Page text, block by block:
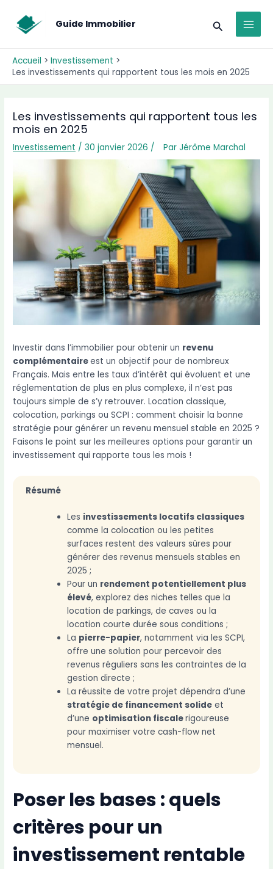
contenu
Guide Immobilier
Accueil
Investissement
Les investissements qui rapportent tous les mois en 2025
Les investissements qui rapportent tous les
mois en 2025
Investissement / 30 janvier 2026 / ParJérôme Marchal
Investir dans l’immobilier pour obtenir un revenu
complémentaireest un objectif pour de nombreux
Français. Mais entre les taux d’intérêt qui évoluent et une
réglementation de plus en plus complexe, il n’est pas
toujours simple de s’y retrouver. Location classique,
colocation, parkings ou SCPI : comment choisir la bonne
stratégie pour générer un revenu mensuel stable en 2025 ?
Faisons le point sur les meilleures options pour garantir un
investissement qui rapporte tous les mois !
Résumé
Les investissements locatifs classiques
comme la colocation ou les petites
surfaces restent des valeurs sûres pour
générer des revenus mensuels stables en
2025 ;
Pour un rendement potentiellement plus
élevé, explorez des niches telles que la
location de parkings, de caves ou la
location courte durée sous conditions ;
La pierre-papier, notamment via les SCPI,
offre une solution pour percevoir des
revenus réguliers sans les contraintes de la
gestion directe ;
La réussite de votre projet dépendra d’une
stratégie de financement solideet
d’une optimisation fiscalerigoureuse
pour maximiser votre cash-flow net
mensuel.
Poser les bases : quels
critères pour un
investissement rentable